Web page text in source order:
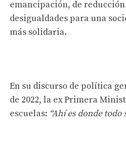
emancipación, de
desigualdades para una
más solidaria.
En su discurso de política
de 2022, la ex Primera
escuelas: “Ahí es donde todo